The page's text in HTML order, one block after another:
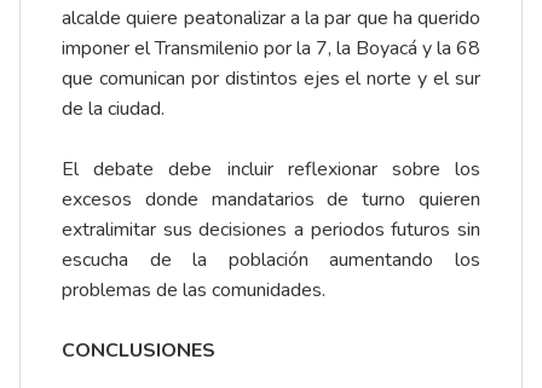
alcalde quiere peatonalizar a la par que ha querido
imponer el Transmilenio por la 7, la Boyacá y la 68
que comunican por distintos ejes el norte y el sur
de la ciudad.
El debate debe incluir reflexionar sobre los
excesos donde mandatarios de turno quieren
extralimitar sus decisiones a periodos futuros sin
escucha de la población aumentando los
problemas de las comunidades.
CONCLUSIONES